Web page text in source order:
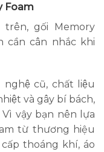
Foam
gối Memory
cần cân nhắc khi
nghệ cũ, chất liệu
và gây bí bách,
vậy bạn nên lựa
từ thương hiệu
thoáng khí, áo